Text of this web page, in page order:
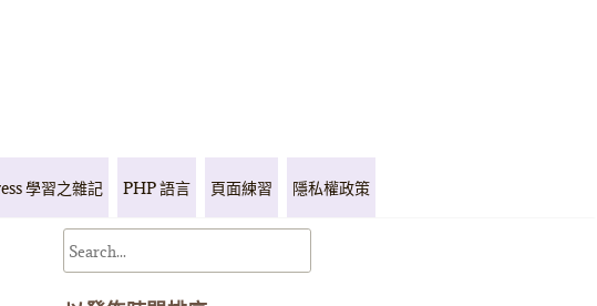
學習之雜記 PHP 語言 頁面練習 隱私權政策